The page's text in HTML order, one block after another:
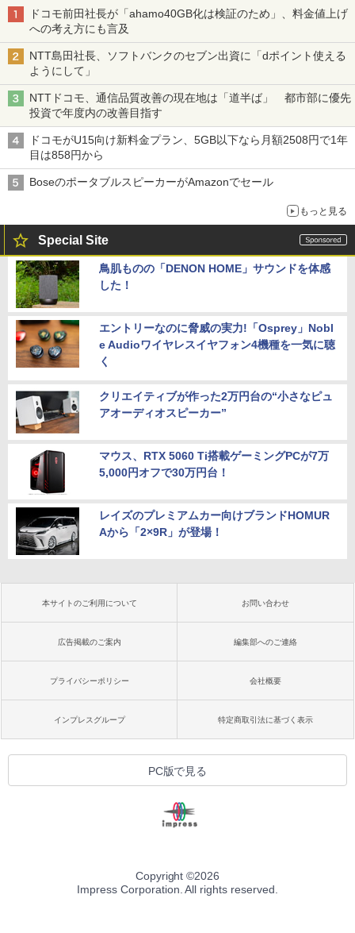
ドコモ前田社長が「ahamo40GB化は検証のため」、料金値上げ
への考え方にも言及
NTT島田社長、ソフトバンクのセブン出資に「dポイント使える
ようにして」
NTTドコモ、通信品質改善の現在地は「道半ば」 都市部に優先
投資で年度内の改善目指す
ドコモがU15向け新料金プラン、5GB以下なら月額2508円で1年
目は858円から
BoseのポータブルスピーカーがAmazonでセール
もっと見る
Special Site
鳥肌ものの「DENON HOME」サウンドを体感
した！
エントリーなのに脅威の実力!「Osprey」Nobl
e Audioワイヤレスイヤフォン4機種を一気に聴
く
クリエイティブが作った2万円台の“小さなピュ
アオーディオスピーカー”
マウス、RTX 5060 Ti搭載ゲーミングPCが7万
5,000円オフで30万円台！
レイズのプレミアムカー向けブランドHOMUR
Aから「2×9R」が登場！
本サイトのご利用について お問い合わせ
広告掲載のご案内 編集部へのご連絡
プライバシーポリシー 会社概要
インプレスグループ 特定商取引法に基づく表示
PC版で見る
Copyright ©2026
Impress Corporation. All rights reserved.